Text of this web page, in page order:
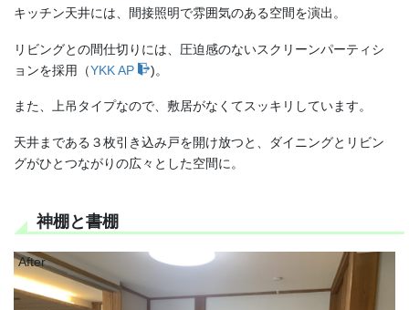
キッチン天井には、間接照明で雰囲気のある空間を演出。
リビングとの間仕切りには、圧迫感のないスクリーンパーティシ
ョンを採用（YKK AP )。
また、上吊タイプなので、敷居がなくてスッキリしています。
天井まである３枚引き込み戸を開け放つと、ダイニングとリビン
グがひとつながりの広々とした空間に。
神棚と書棚
After